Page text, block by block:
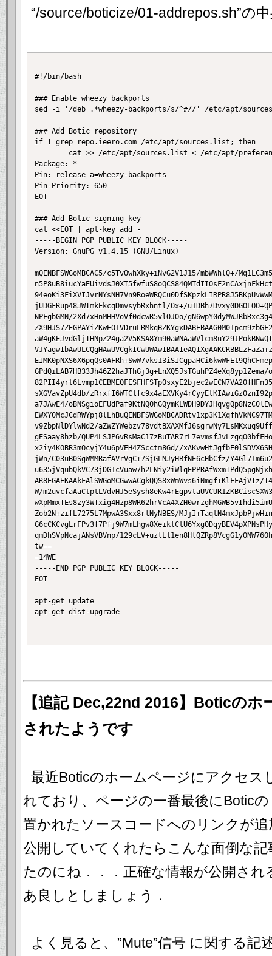
“/source/boticize/01-addrepos.sh”の
#!/bin/bash
### Enable wheezy backports
sed -i '/deb .*wheezy-backports/s/^#//' /etc/apt/
### Add Botic repository
if ! grep repo.ieero.com /etc/apt/sources.list; then
cat >> /etc/apt/sources.list < /etc/apt/
Package: *
Pin: release a=wheezy-backports
Pin-Priority: 650
EOT
### Add Botic signing key
cat <<EOT | apt-key add -
-----BEGIN PGP PUBLIC KEY BLOCK-----
Version: GnuPG v1.4.15 (GNU/Linux)
mQENBFSWGoMBCAC5/c5TvOwhXky+iNvG2V1J15/mbWWhlQ+/
jUDGFRup48JWImkEkcqDmvsybRxhntl/Ox+/
NPFgbGMN/2Xd7xHnMHHVoVf0dcwR5vlOJOo/
GPdQiLAB7HB33Jh46Z2haJThGj3g+LnXQ5JsTGuhPZ4eXq8yp1Zema/
sXGVavZpU4db/
a7JAwE4/
v9ZbpNlDYlwNd2/
gESaay8hzb/
x2iy4KOBR3mOcyjY4u6pVEH4ZScctm8Gd//
jWn/C03uB0SgWMMRafAVrVgC+7SjGLNJyHBfNE6cHbCfz/
W/
Zob2N+zifL7275L7MpwA3Sxx8rlNyNBES/
qmDhSVpNcajANsVBVnp/
tw==
=14WE
-----END PGP PUBLIC KEY BLOCK-----
EOT
apt-get update
apt-get dist-upgrade
【追記 Dec,22nd 2016】Boticのホ
されたようです
最近Boticのホームページにアクセス
れており、ページの一番最後にBotic
置かれたソースコードへのリンクが
公開していてくれたらこんな面倒な
たのにね．．．正確な情報が公開さ
あ良しとしましょう．
よく見ると、”Mute”信号 に関する記